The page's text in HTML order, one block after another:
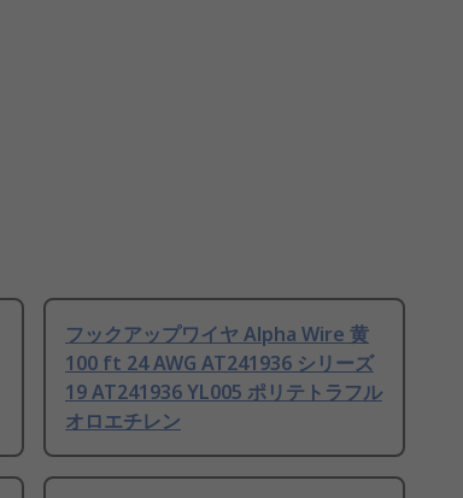
フックアップワイヤ Alpha Wire 黄
100 ft 24 AWG AT241936 シリーズ
19 AT241936 YL005 ポリテトラフル
オロエチレン